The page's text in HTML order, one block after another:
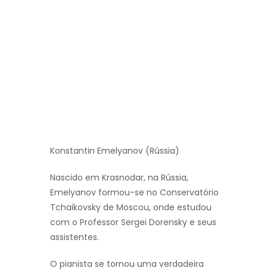
Konstantin Emelyanov (Rússia)
Nascido em Krasnodar, na Rússia,
Emelyanov formou-se no Conservatório
Tchaikovsky de Moscou, onde estudou
com o Professor Sergei Dorensky e seus
assistentes.
O pianista se tornou uma verdadeira